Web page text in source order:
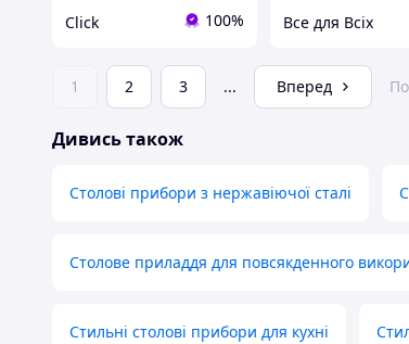
Click 100% Все для Всіх
1 2 3 ... Вперед
Дивись також
Столові прибори з нержавіючої сталі
Столове приладдя для повсякденного
Стильні столові прибори для кухні